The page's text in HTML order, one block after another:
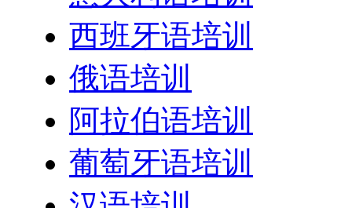
西班牙语培训
俄语培训
阿拉伯语培训
葡萄牙语培训